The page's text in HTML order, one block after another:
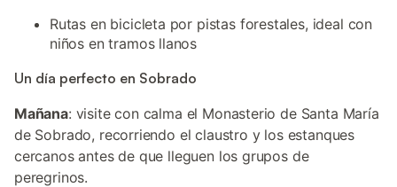
Rutas en bicicleta por pistas forestales, ideal con
niños en tramos llanos
Un día perfecto en Sobrado
Mañana: visite con calma el Monasterio de Santa María
de Sobrado, recorriendo el claustro y los estanques
cercanos antes de que lleguen los grupos de
peregrinos.